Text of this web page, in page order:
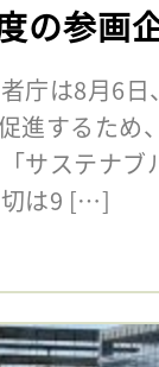
の参画
庁は8月6
進するため
サステナ
切は9 […]